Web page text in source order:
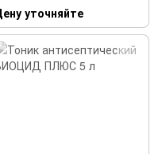
уточняйте